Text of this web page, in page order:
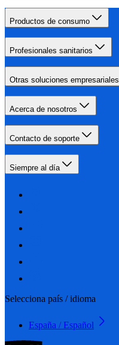
Productos de consumo
Profesionales sanitarios
Otras soluciones empresariales
Acerca de nosotros
Contacto de soporte
Siempre al día
Selecciona país / idioma
España / Español